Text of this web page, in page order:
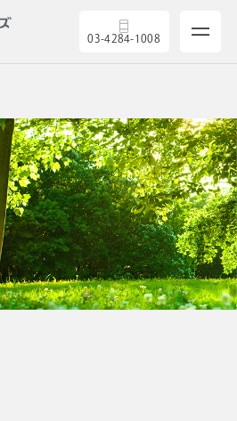
03-4284-1008